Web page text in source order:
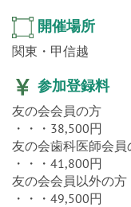
開催場所
関東・甲信越
参加登録料
友の会会員の方
・・・38,500円
友の会歯科医師会
・・・41,800円
友の会会員以外の方
・・・49,500円